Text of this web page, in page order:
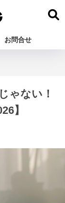
お問合せ
ゃない！
】